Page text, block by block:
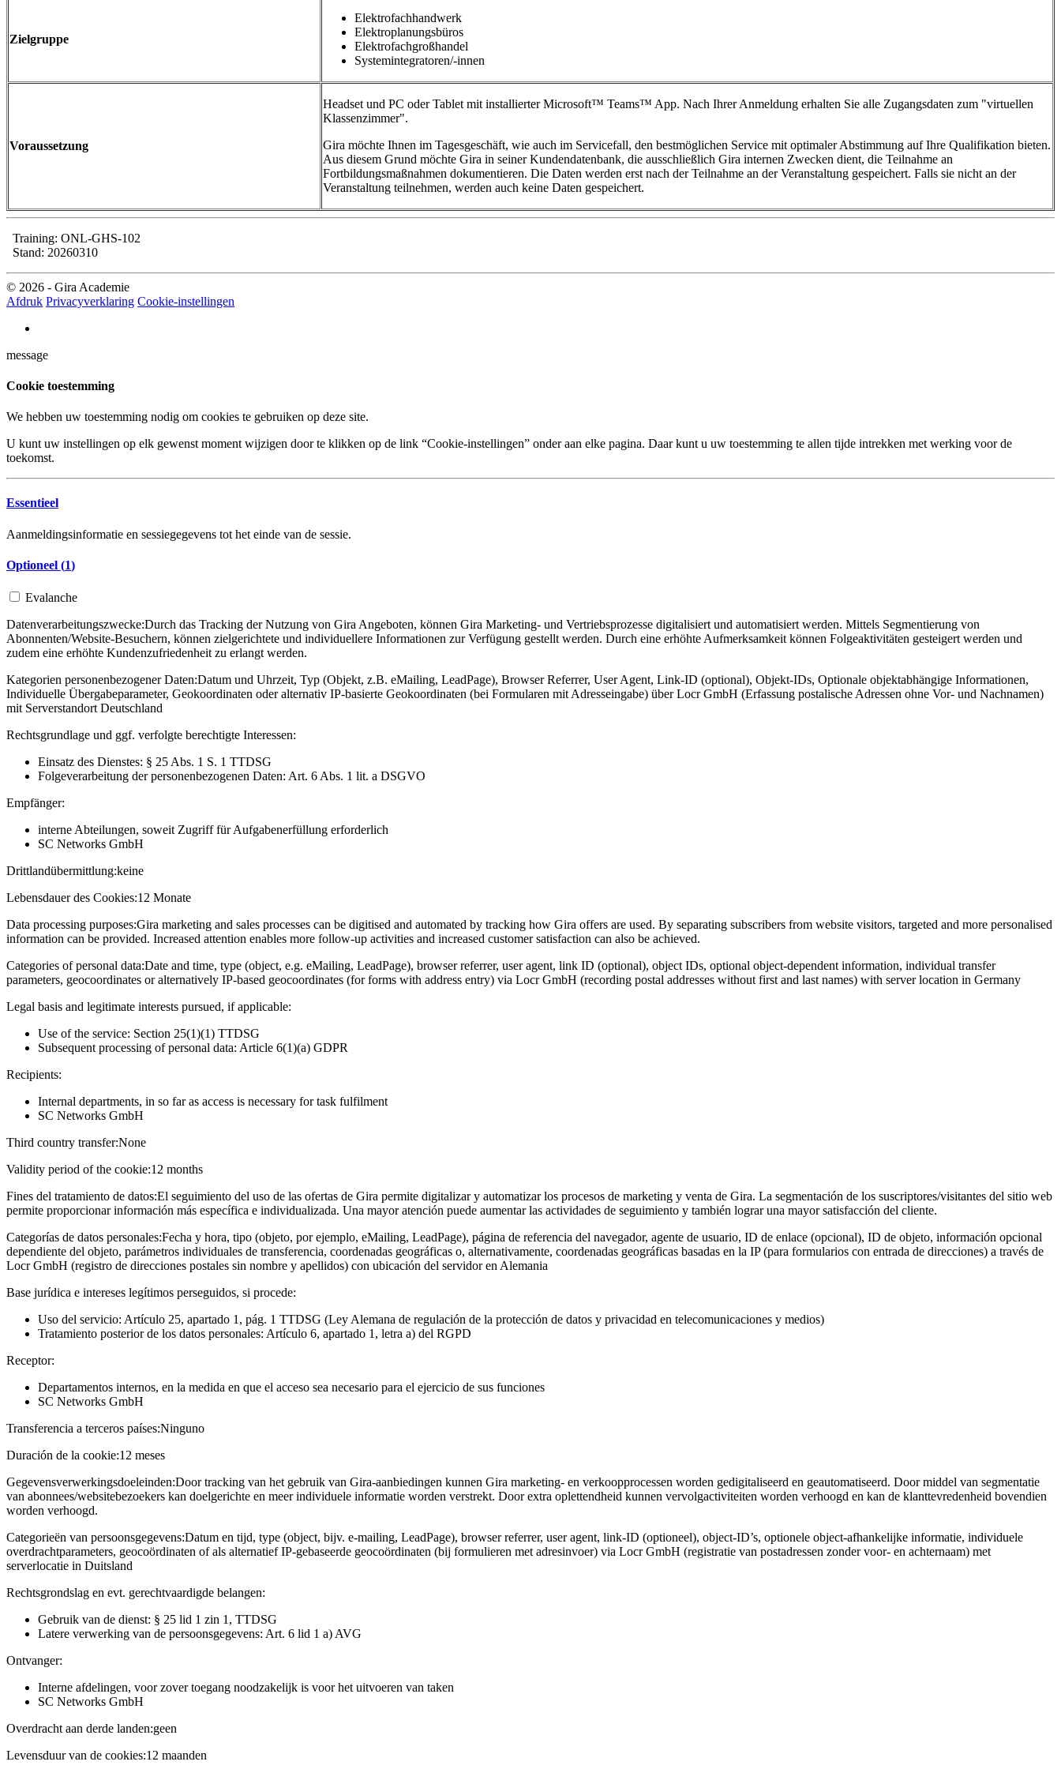
Zielgruppe
Elektrofachhandwerk
Elektroplanungsbüros
Elektrofachgroßhandel
Systemintegratoren/-innen
Voraussetzung
Headset und PC oder Tablet mit installierter Microsoft™ Teams™ App. Nach Ihrer Anmeldung erhalten Sie alle Zugangsdaten zum "virtuellen
Klassenzimmer".
Gira möchte Ihnen im Tagesgeschäft, wie auch im Servicefall, den bestmöglichen Service mit optimaler Abstimmung auf Ihre Qualifikation bieten.
Aus diesem Grund möchte Gira in seiner Kundendatenbank, die ausschließlich Gira internen Zwecken dient, die Teilnahme an
Fortbildungsmaßnahmen dokumentieren. Die Daten werden erst nach der Teilnahme an der Veranstaltung gespeichert. Falls sie nicht an der
Veranstaltung teilnehmen, werden auch keine Daten gespeichert.
Training: ONL-GHS-102
Stand: 20260310
© 2026 - Gira Academie
Afdruk Privacyverklaring Cookie-instellingen
message
Cookie toestemming
We hebben uw toestemming nodig om cookies te gebruiken op deze site.
U kunt uw instellingen op elk gewenst moment wijzigen door te klikken op de link “Cookie-instellingen” onder aan elke pagina. Daar kunt u uw toestemming te allen tijde intrekken met werking voor de
toekomst.
Essentieel
Aanmeldingsinformatie en sessiegegevens tot het einde van de sessie.
Optioneel (1)
Evalanche
Datenverarbeitungszwecke:Durch das Tracking der Nutzung von Gira Angeboten, können Gira Marketing- und Vertriebsprozesse digitalisiert und automatisiert werden. Mittels Segmentierung von
Abonnenten/Website-Besuchern, können zielgerichtete und individuellere Informationen zur Verfügung gestellt werden. Durch eine erhöhte Aufmerksamkeit können Folgeaktivitäten gesteigert werden und
zudem eine erhöhte Kundenzufriedenheit zu erlangt werden.
Kategorien personenbezogener Daten:Datum und Uhrzeit, Typ (Objekt, z.B. eMailing, LeadPage), Browser Referrer, User Agent, Link-ID (optional), Objekt-IDs, Optionale objektabhängige Informationen,
Individuelle Übergabeparameter, Geokoordinaten oder alternativ IP-basierte Geokoordinaten (bei Formularen mit Adresseingabe) über Locr GmbH (Erfassung postalische Adressen ohne Vor- und Nachnamen)
mit Serverstandort Deutschland
Rechtsgrundlage und ggf. verfolgte berechtigte Interessen:
Einsatz des Dienstes: § 25 Abs. 1 S. 1 TTDSG
Folgeverarbeitung der personenbezogenen Daten: Art. 6 Abs. 1 lit. a DSGVO
Empfänger:
interne Abteilungen, soweit Zugriff für Aufgabenerfüllung erforderlich
SC Networks GmbH
Drittlandübermittlung:keine
Lebensdauer des Cookies:12 Monate
Data processing purposes:Gira marketing and sales processes can be digitised and automated by tracking how Gira offers are used. By separating subscribers from website visitors, targeted and more personalised
information can be provided. Increased attention enables more follow-up activities and increased customer satisfaction can also be achieved.
Categories of personal data:Date and time, type (object, e.g. eMailing, LeadPage), browser referrer, user agent, link ID (optional), object IDs, optional object-dependent information, individual transfer
parameters, geocoordinates or alternatively IP-based geocoordinates (for forms with address entry) via Locr GmbH (recording postal addresses without first and last names) with server location in Germany
Legal basis and legitimate interests pursued, if applicable:
Use of the service: Section 25(1)(1) TTDSG
Subsequent processing of personal data: Article 6(1)(a) GDPR
Recipients:
Internal departments, in so far as access is necessary for task fulfilment
SC Networks GmbH
Third country transfer:None
Validity period of the cookie:12 months
Fines del tratamiento de datos:El seguimiento del uso de las ofertas de Gira permite digitalizar y automatizar los procesos de marketing y venta de Gira. La segmentación de los suscriptores/visitantes del sitio web
permite proporcionar información más específica e individualizada. Una mayor atención puede aumentar las actividades de seguimiento y también lograr una mayor satisfacción del cliente.
Categorías de datos personales:Fecha y hora, tipo (objeto, por ejemplo, eMailing, LeadPage), página de referencia del navegador, agente de usuario, ID de enlace (opcional), ID de objeto, información opcional
dependiente del objeto, parámetros individuales de transferencia, coordenadas geográficas o, alternativamente, coordenadas geográficas basadas en la IP (para formularios con entrada de direcciones) a través de
Locr GmbH (registro de direcciones postales sin nombre y apellidos) con ubicación del servidor en Alemania
Base jurídica e intereses legítimos perseguidos, si procede:
Uso del servicio: Artículo 25, apartado 1, pág. 1 TTDSG (Ley Alemana de regulación de la protección de datos y privacidad en telecomunicaciones y medios)
Tratamiento posterior de los datos personales: Artículo 6, apartado 1, letra a) del RGPD
Receptor:
Departamentos internos, en la medida en que el acceso sea necesario para el ejercicio de sus funciones
SC Networks GmbH
Transferencia a terceros países:Ninguno
Duración de la cookie:12 meses
Gegevensverwerkingsdoeleinden:Door tracking van het gebruik van Gira-aanbiedingen kunnen Gira marketing- en verkoopprocessen worden gedigitaliseerd en geautomatiseerd. Door middel van segmentatie
van abonnees/websitebezoekers kan doelgerichte en meer individuele informatie worden verstrekt. Door extra oplettendheid kunnen vervolgactiviteiten worden verhoogd en kan de klanttevredenheid bovendien
worden verhoogd.
Categorieën van persoonsgegevens:Datum en tijd, type (object, bijv. e-mailing, LeadPage), browser referrer, user agent, link-ID (optioneel), object-ID’s, optionele object-afhankelijke informatie, individuele
overdrachtparameters, geocoördinaten of als alternatief IP-gebaseerde geocoördinaten (bij formulieren met adresinvoer) via Locr GmbH (registratie van postadressen zonder voor- en achternaam) met
serverlocatie in Duitsland
Rechtsgrondslag en evt. gerechtvaardigde belangen:
Gebruik van de dienst: § 25 lid 1 zin 1, TTDSG
Latere verwerking van de persoonsgegevens: Art. 6 lid 1 a) AVG
Ontvanger:
Interne afdelingen, voor zover toegang noodzakelijk is voor het uitvoeren van taken
SC Networks GmbH
Overdracht aan derde landen:geen
Levensduur van de cookies:12 maanden